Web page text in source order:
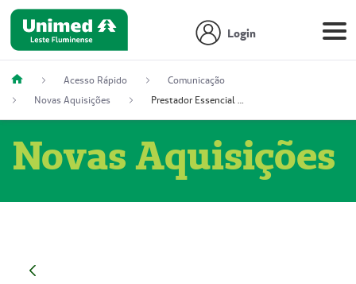
Login
Acesso Rápido
Comunicação
Novas Aquisições
Prestador Essencial Gestão em Saúde Ereli (51004354-7)
Novas Aquisições